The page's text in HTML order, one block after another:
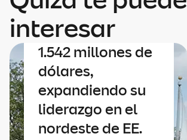
interesar
adquirir Safety
Insurance por
1.542 millones de
dólares,
expandiendo su
liderazgo en el
nordeste de EE.